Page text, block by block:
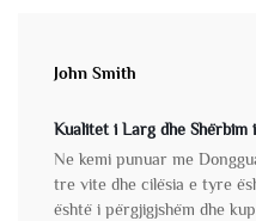
John Smith
Kualitet i Larg dhe Shërbim
Ne kemi punuar me
tre vite dhe cilësia e tyre
është i përgjigjshëm dhe